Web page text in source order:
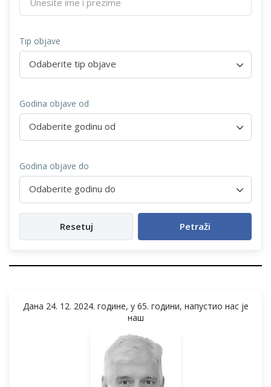
Tip objave
Odaberite tip objave
Godina objave od
Odaberite godinu od
Godina objave do
Odaberite godinu do
Resetuj Petraži
Дана 24. 12. 2024. године, у 65. години, напустио нас је
наш